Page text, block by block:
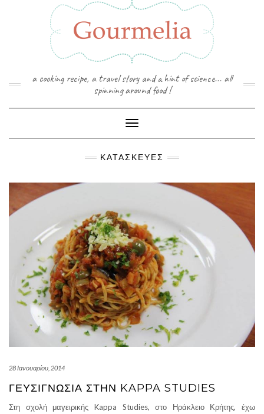
a cooking recipe, a travel story and a hint of science... all
spinning around food !
Toggle Navigation
ΚΑΤΑΣΚΕΥΈΣ
28 Ιανουαρίου, 2014
ΓΕΥΣΙΓΝΩΣΊΑ ΣΤΗΝ KAPPA STUDIES
Στη σχολή μαγειρικής Kappa Studies, στο Ηράκλειο Κρήτης, έχω